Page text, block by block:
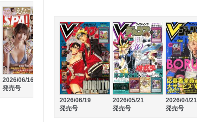
2026/06/16
発売号
2026/06/09
発売号
2026/05/26
発売号
2026/06/19
発売号
2026/05/21
発売号
2026/04/21
発売号